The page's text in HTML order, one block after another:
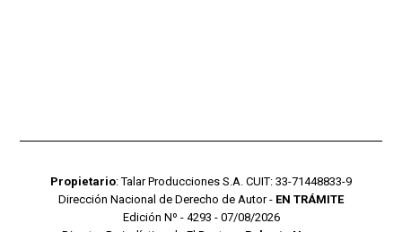
Propietario: Talar Producciones S.A. CUIT: 33-71448833-9
Dirección Nacional de Derecho de Autor - EN TRÁMITE
Edición Nº - 4293 - 07/08/2026